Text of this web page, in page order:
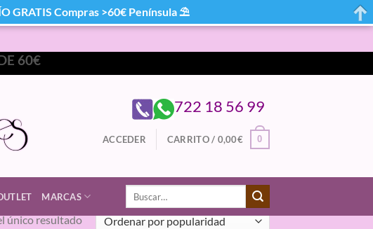
60€
722 18 56 99
ACCEDER CARRITO / 0,00€ 0
MARCAS
Buscar
único resultado
GRATIS Compras >60€ Península ⛱